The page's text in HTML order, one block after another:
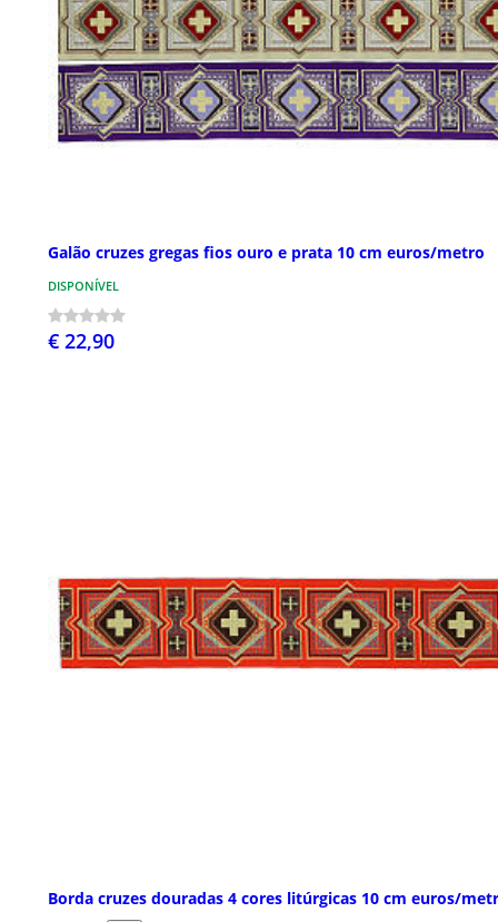
Galão cruzes gregas fios ouro e prata 10 cm euros/metro
DISPONÍVEL
€ 22,90
Borda cruzes douradas 4 cores litúrgicas 10 cm euros/